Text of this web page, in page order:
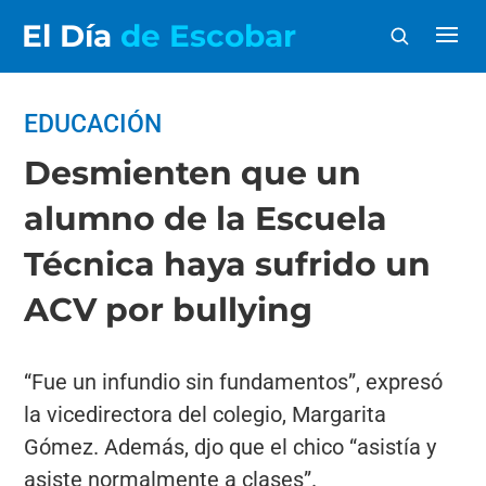
El Día de Escobar
EDUCACIÓN
Desmienten que un
alumno de la Escuela
Técnica haya sufrido un
ACV por bullying
“Fue un infundio sin fundamentos”, expresó
la vicedirectora del colegio, Margarita
Gómez. Además, djo que el chico “asistía y
asiste normalmente a clases”.